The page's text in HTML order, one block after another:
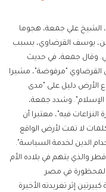
الشيخ علي جمعة، هجوما
يوسف القرضاوي، بسبب
وقال جمعة، في حديث
القرضاوي "مرفوضة"، مشيرا
من شتى بقاع الأرض دليل على "مدى
بأداء الركن الـ5 من أركان الإسلام". وشدد جمعة،
فيه"، معتبرا أن
لا تمت لأرض الواقع
الدين لخدمة السياسة".
والذي يتهم في بلاده الأم
المحظورة في مصر
إثر تغريدته الأخيرة